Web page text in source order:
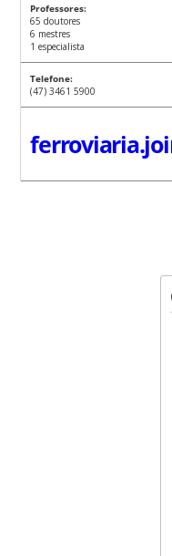
Professores:
65 doutores
6 mestres
1 especialista
Telefone:
(47) 3461 5900